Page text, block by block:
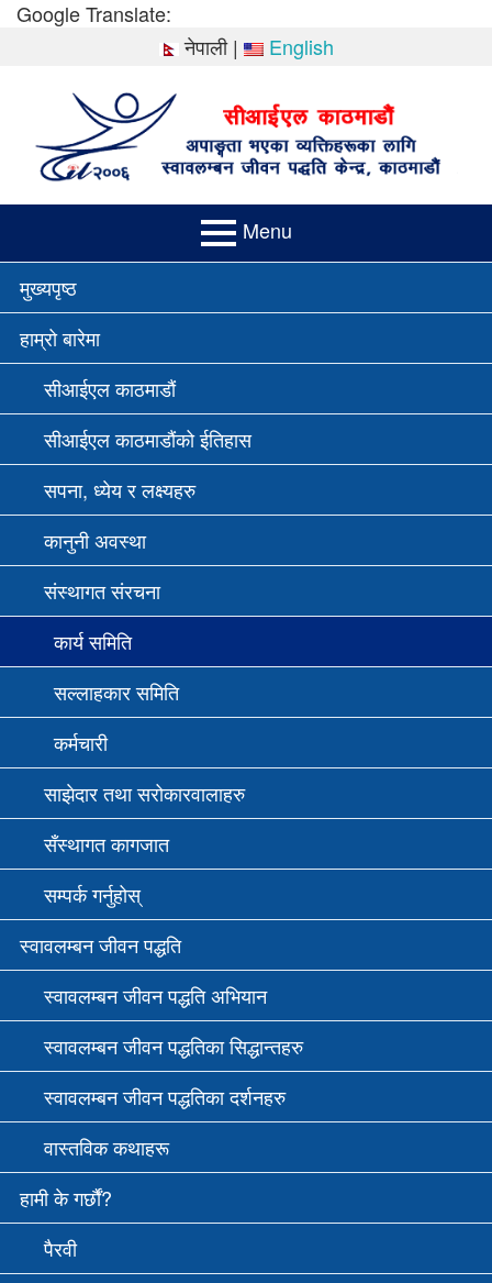
SkipGoogle Translate:
नेपाली| English
Menu
PRIMARY
MENU
मुख्यपृष्ठ
हाम्रो बारेमा
सीआईएल काठमाडौं
सीआईएल काठमाडौंको ईतिहास
सपना, ध्येय र लक्ष्यहरु
कानुनी अवस्था
संस्थागत संरचना
कार्य समिति
सल्लाहकार समिति
कर्मचारी
साझेदार तथा सरोकारवालाहरु
सँस्थागत कागजात
सम्पर्क गर्नुहोस्
स्वावलम्बन जीवन पद्धति
स्वावलम्बन जीवन पद्धति अभियान
स्वावलम्बन जीवन पद्धतिका सिद्धान्तहरु
स्वावलम्बन जीवन पद्धतिका दर्शनहरु
वास्तविक कथाहरू
हामी के गर्छौं?
पैरवी